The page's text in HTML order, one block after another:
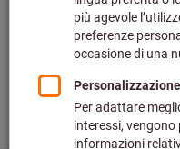
Flexibilität
Rüstzeiten sind je nach
bearbeitenden Material
Fall gehen damit
unproduktive